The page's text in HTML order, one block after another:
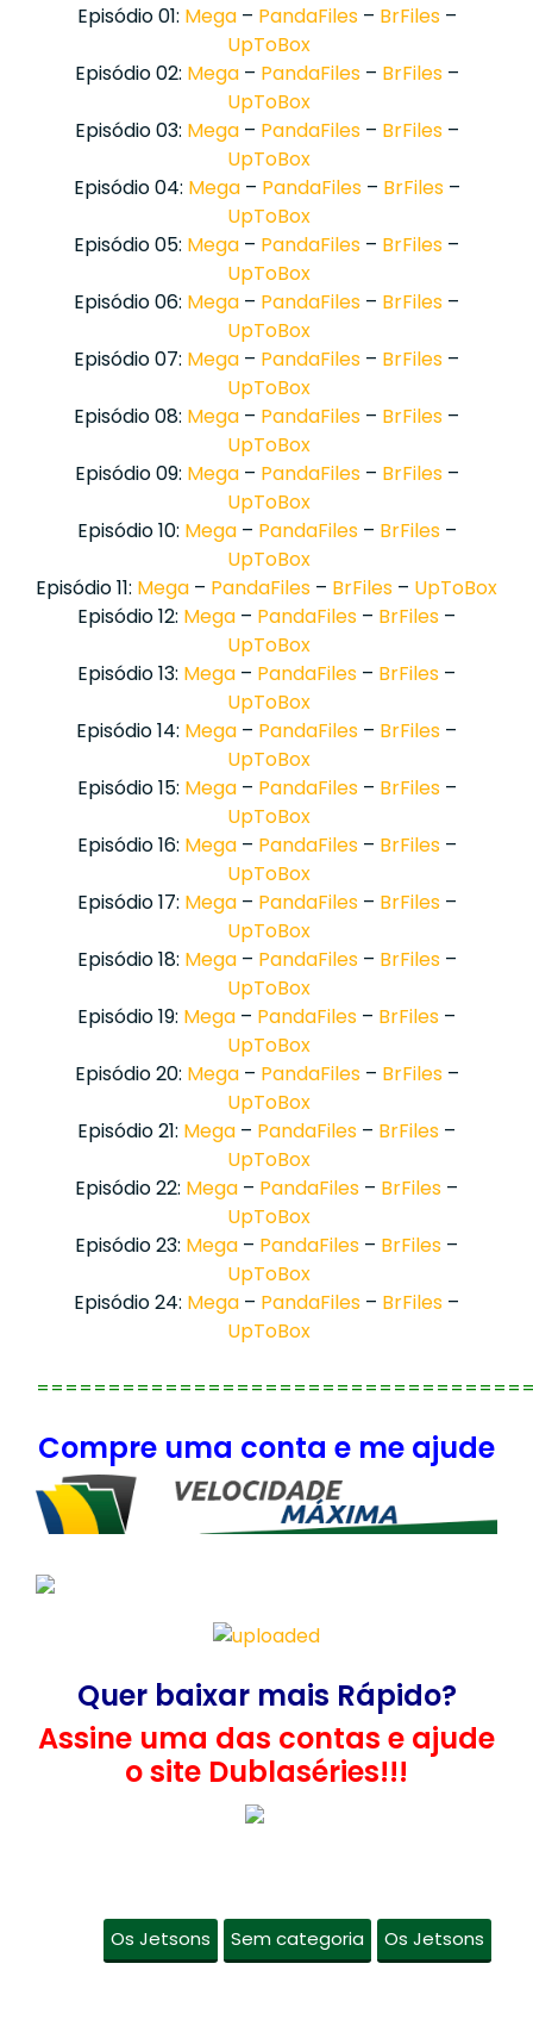
Episódio 01: Mega– PandaFiles– BrFiles–
UpToBox
Episódio 02: Mega– PandaFiles– BrFiles–
UpToBox
Episódio 03: Mega– PandaFiles– BrFiles–
UpToBox
Episódio 04: Mega– PandaFiles– BrFiles–
UpToBox
Episódio 05: Mega – PandaFiles – BrFiles –
UpToBox
Episódio 06: Mega – PandaFiles – BrFiles –
UpToBox
Episódio 07: Mega – PandaFiles – BrFiles –
UpToBox
Episódio 08: Mega – PandaFiles – BrFiles –
UpToBox
Episódio 09: Mega– PandaFiles– BrFiles–
UpToBox
Episódio 10: Mega– PandaFiles– BrFiles–
UpToBox
Episódio 11: Mega – PandaFiles – BrFiles – UpToBox
Episódio 12: Mega – PandaFiles – BrFiles –
UpToBox
Episódio 13: Mega – PandaFiles – BrFiles –
UpToBox
Episódio 14: Mega – PandaFiles – BrFiles –
UpToBox
Episódio 15: Mega– PandaFiles– BrFiles–
UpToBox
Episódio 16: Mega– PandaFiles– BrFiles–
UpToBox
Episódio 17: Mega– PandaFiles– BrFiles–
UpToBox
Episódio 18: Mega– PandaFiles– BrFiles–
UpToBox
Episódio 19: Mega – PandaFiles – BrFiles –
UpToBox
Episódio 20: Mega– PandaFiles– BrFiles–
UpToBox
Episódio 21: Mega – PandaFiles – BrFiles –
UpToBox
Episódio 22: Mega – PandaFiles – BrFiles –
UpToBox
Episódio 23: Mega – PandaFiles – BrFiles –
UpToBox
Episódio 24: Mega – PandaFiles – BrFiles –
UpToBox
Compre uma conta e me ajude
Quer baixar mais Rápido?
Assine uma das contas e ajude
o site Dublaséries!!!
Os Jetsons Sem categoria Os Jetsons